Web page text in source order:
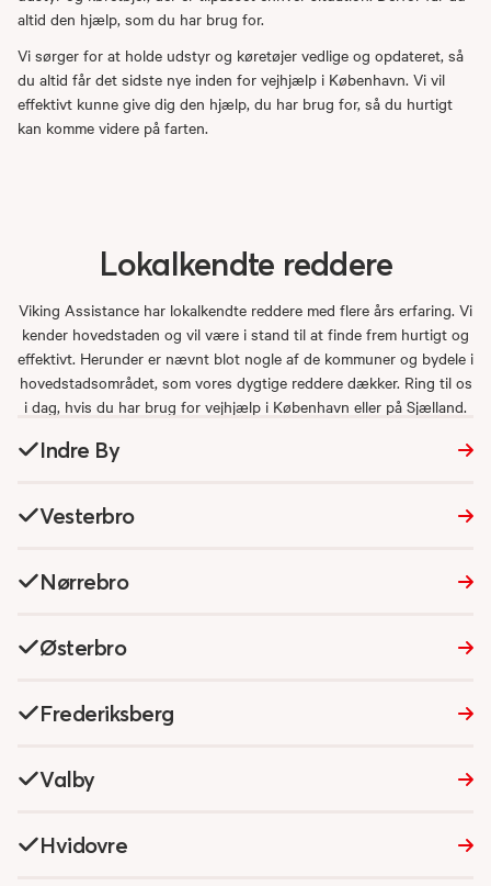
altid den hjælp, som du har brug for.
Vi sørger for at holde udstyr og køretøjer vedlige og opdateret, så
du altid får det sidste nye inden for vejhjælp i København. Vi vil
effektivt kunne give dig den hjælp, du har brug for, så du hurtigt
kan komme videre på farten.
Lokalkendte reddere
Viking Assistance har lokalkendte reddere med flere års erfaring. Vi
kender hovedstaden og vil være i stand til at finde frem hurtigt og
effektivt. Herunder er nævnt blot nogle af de kommuner og bydele i
hovedstadsområdet, som vores dygtige reddere dækker. Ring til os
i dag, hvis du har brug for vejhjælp i København eller på Sjælland.
Indre By
Vesterbro
Nørrebro‎
Østerbro‎
Frederiksberg
Valby‎
Hvidovre